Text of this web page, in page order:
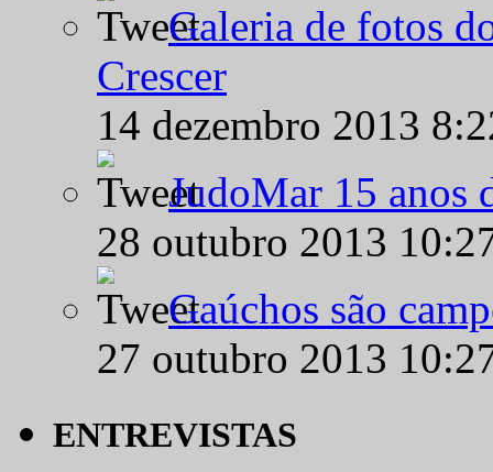
Galeria de fotos
Crescer
14 dezembro 2013
JudoMar 15 anos
28 outubro 2013
Gaúchos são
27 outubro 2013
ENTREVISTAS